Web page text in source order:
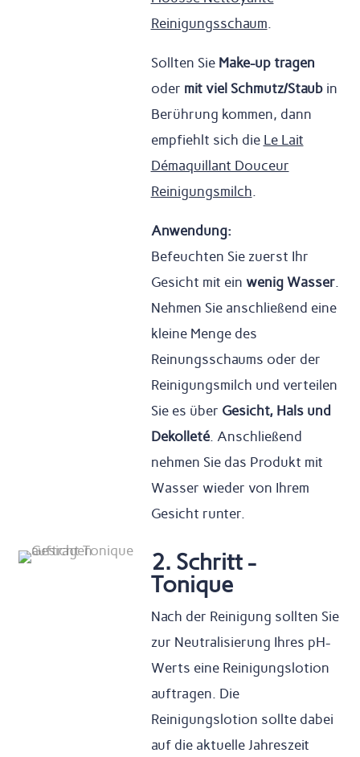
Reinigungsschaum.
Sollten Sie Make-up tragen
oder mit viel Schmutz/Staubin
Berührung kommen, dann
empfiehlt sich die Le Lait
Démaquillant Douceur
Reinigungsmilch.
Anwendung:
Befeuchten Sie zuerst Ihr
Gesicht mit ein wenig Wasser.
Nehmen Sie anschließend eine
kleine Menge des
Reinungsschaums oder der
Reinigungsmilch und verteilen
Sie es über Gesicht, Hals und
Dekolleté. Anschließend
nehmen Sie das Produkt mit
Wasser wieder von Ihrem
Gesicht runter.
2. Schritt -
Tonique
Nach der Reinigung sollten Sie
zur Neutralisierung Ihres pH-
Werts eine Reinigungslotion
auftragen. Die
Reinigungslotion sollte dabei
auf die aktuelle Jahreszeit